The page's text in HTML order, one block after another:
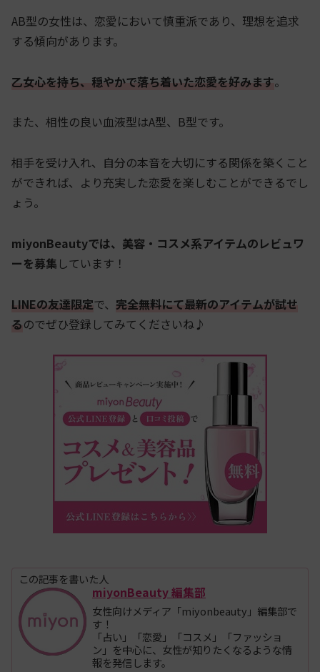
AB型の女性は、恋愛において慎重派であり、理想を追求
する傾向があります。
乙女心を持ち、穏やかで落ち着いた恋愛を好みます。
また、相性の良い血液型はA型、B型です。
相手を受け入れ、自分の本音を大切にする関係を築くこと
ができれば、より充実した恋愛を楽しむことができるでし
ょう。
miyonBeautyでは、美容・コスメ系アイテムのレビュワ
ーを募集 しています！
LINEの友達限定で、 完全無料にて最新のアイテムが試せ
るのでぜひ登録してみてくださいね♪
この記事を書いた人
miyonBeauty 編集部
女性向けメディア「miyonbeauty」編集部で
す！
「占い」「恋愛」「コスメ」「ファッショ
ン」を中心に、女性が知りたくなるような情
報を発信します。